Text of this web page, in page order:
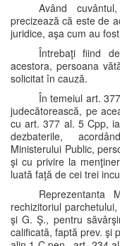
Având
precizează că este de
juridice, aşa cum au
Întrebaţi fiind
acestora, persoana
solicitat în cauză.
În temeiul art.
judecătorească, pe
cu art. 377 al. 5 Cpp,
dezbaterile,
Ministerului Public,
şi cu privire la
luată faţă de cei trei
Reprezentanta
rechizitoriul
şi G. Ş., pentru
calificată, faptă prev. şi